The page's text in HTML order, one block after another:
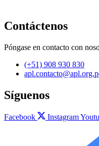
Contáctenos
Póngase en contacto con
(+51) 908 930 830
Síguenos
Facebook Instagram